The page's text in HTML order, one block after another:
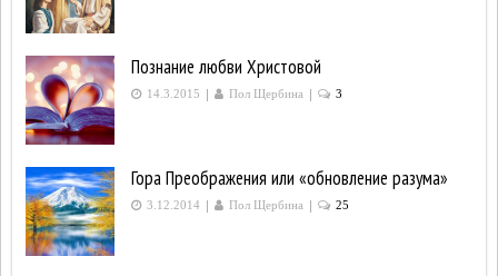
Познание любви Христовой
14.3.2015 | Пол Щербина | 3
Гора Преображения или «обновление разума»
3.12.2014 | Пол Щербина | 25